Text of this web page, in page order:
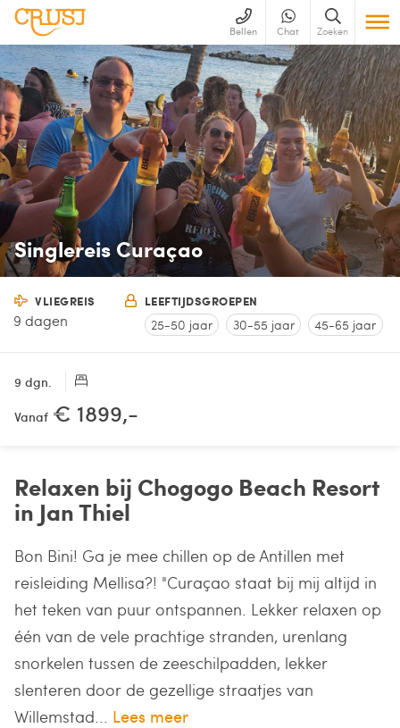
Bellen Chat Zoeken
Singlereis Curaçao
VLIEGREIS
9 dagen
LEEFTIJDSGROEPEN
25-50 jaar 30-55 jaar 45-65 jaar
9 dgn.
Vanaf € 1899,-
Relaxen bij Chogogo Beach Resort
in Jan Thiel
Bon Bini! Ga je mee chillen op de Antillen met
reisleiding Mellisa?! "Curaçao staat bij mij altijd in
het teken van puur ontspannen. Lekker relaxen op
één van de vele prachtige stranden, urenlang
snorkelen tussen de zeeschilpadden, lekker
slenteren door de gezellige straatjes van
Willemstad... Lees meer